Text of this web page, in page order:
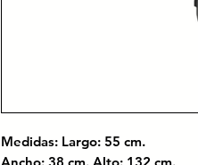
Medidas: Largo: 55 cm.